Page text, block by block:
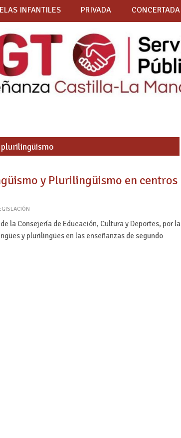
INFANTILES PRIVADA CONCERTADA
y Plurilingüismo en centros
la Consejería de Educación, Cultura y Deportes, por la
y plurilingües en las enseñanzas de segundo